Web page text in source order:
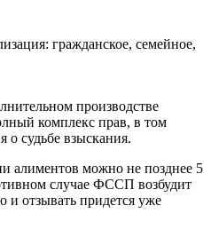
гражданское, семейное,
производстве
комплекс прав, в том
судьбе взыскания.
алиментов можно не позднее 5
случае ФССП возбудит
и отзывать придется уже